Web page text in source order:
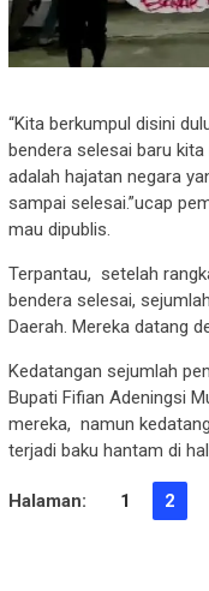
“Kita berkumpul disini
bendera selesai baru
adalah hajatan negara
sampai selesai.”ucap
mau dipublis.
Terpantau, setelah
bendera selesai,
Daerah. Mereka datang
Kedatangan sejumlah
Bupati Fifian Adeningsi
mereka, namun
terjadi baku hantam di
Halaman: 1 2